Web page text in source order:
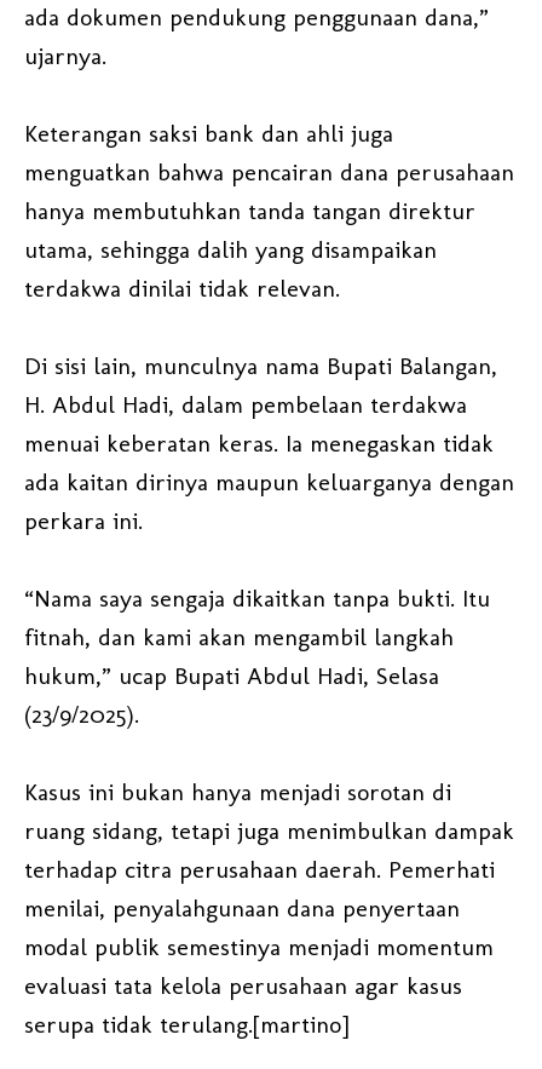
ada dokumen pendukung penggunaan dana,”
ujarnya.
Keterangan saksi bank dan ahli juga
menguatkan bahwa pencairan dana perusahaan
hanya membutuhkan tanda tangan direktur
utama, sehingga dalih yang disampaikan
terdakwa dinilai tidak relevan.
Di sisi lain, munculnya nama Bupati Balangan,
H. Abdul Hadi, dalam pembelaan terdakwa
menuai keberatan keras. Ia menegaskan tidak
ada kaitan dirinya maupun keluarganya dengan
perkara ini.
“Nama saya sengaja dikaitkan tanpa bukti. Itu
fitnah, dan kami akan mengambil langkah
hukum,” ucap Bupati Abdul Hadi, Selasa
(23/9/2025).
Kasus ini bukan hanya menjadi sorotan di
ruang sidang, tetapi juga menimbulkan dampak
terhadap citra perusahaan daerah. Pemerhati
menilai, penyalahgunaan dana penyertaan
modal publik semestinya menjadi momentum
evaluasi tata kelola perusahaan agar kasus
serupa tidak terulang.[martino]